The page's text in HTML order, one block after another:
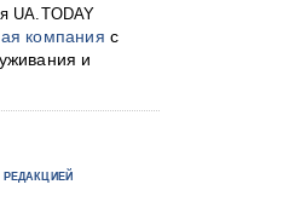
UA.TODAY
компания с
и